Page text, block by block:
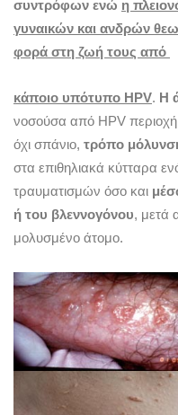
συντρόφων ενώ η
γυναικών και ανδρών
φορά στη ζωή τους από
κάποιο υπότυπο ΗPV. Η
νοσούσα από HPV περιοχή
όχι σπάνιο, τρόπο
στα επιθηλιακά κύτταρα
τραυματισμών όσο και
ή του βλεννογόνου, μετά
μολυσμένο άτομο.